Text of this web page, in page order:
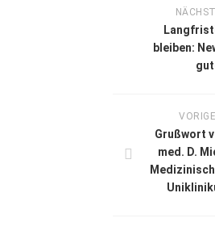
bleiben:
Grußwort
med. D.